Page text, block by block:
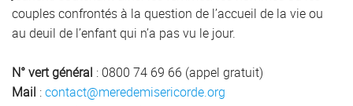
couples confrontés à la question de l’accueil de la vie ou
au deuil de l’enfant qui n’a pas vu le jour.
N° vert général : 0800 74 69 66 (appel gratuit)
Mail :contact@meredemisericorde.org